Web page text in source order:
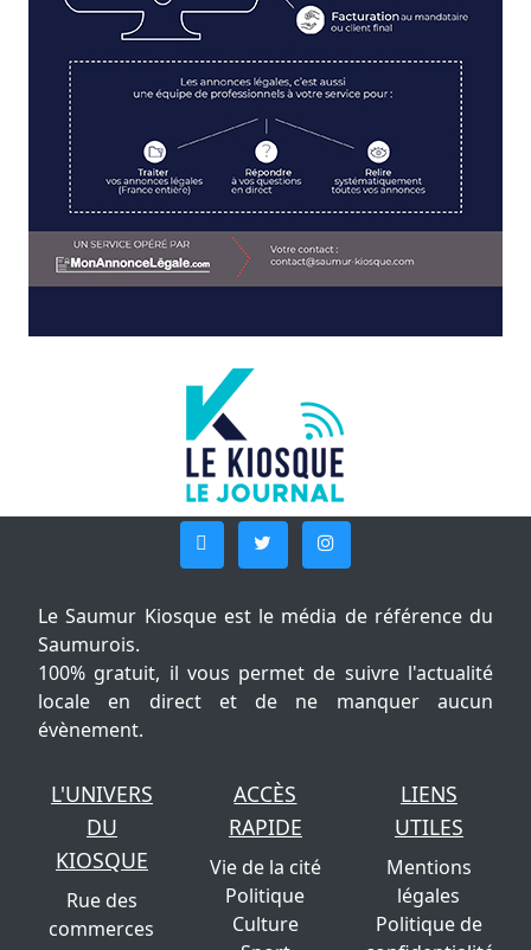
Le Saumur Kiosque est le média de référence du
Saumurois.
100% gratuit, il vous permet de suivre l'actualité
locale en direct et de ne manquer aucun
évènement.
L'UNIVERS
DU
KIOSQUE
Rue des
commerces
ACCÈS
RAPIDE
Vie de la cité
Politique
Culture
LIENS
UTILES
Mentions
légales
Politique de